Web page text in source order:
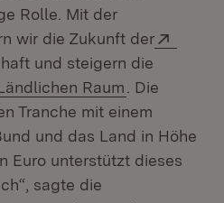
Rolle. Mit der
wir die Zukunft der
Fenster)
und steigern die
Raum (Öffnet in
. Die
Tranche mit einem
und das Land in Höhe
Euro unterstützt dieses
sagte die